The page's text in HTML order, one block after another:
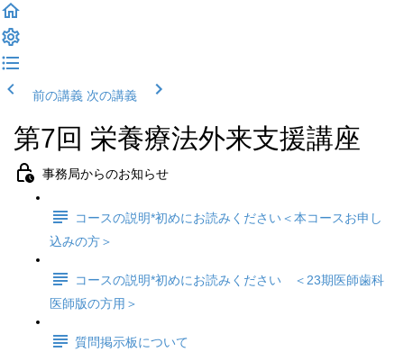
前の講義 次の講義
第7回 栄養療法外来支援講座
事務局からのお知らせ
コースの説明*初めにお読みください＜本コースお申し
込みの方＞
コースの説明*初めにお読みください ＜23期医師歯科
医師版の方用＞
質問掲示板について